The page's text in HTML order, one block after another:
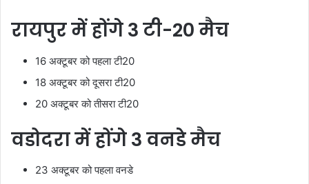
रायपुर में होंगे 3 टी-20 मैच
16 अक्टूबर को पहला टी20
18 अक्टूबर को दूसरा टी20
20 अक्टूबर को तीसरा टी20
वडोदरा में होंगे 3 वनडे मैच
23 अक्टूबर को पहला वनडे